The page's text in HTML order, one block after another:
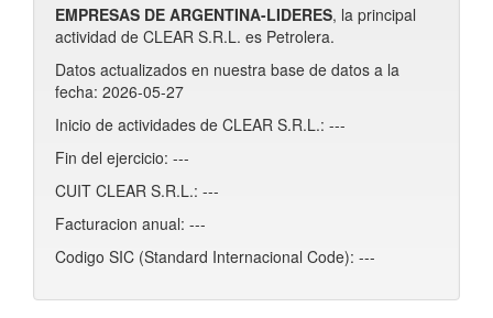
EMPRESAS DE ARGENTINA-LIDERES, la principal
actividad de CLEAR S.R.L. es Petrolera.
Datos actualizados en nuestra base de datos a la
fecha: 2026-05-27
Inicio de actividades de CLEAR S.R.L.: ---
Fin del ejercicio: ---
CUIT CLEAR S.R.L.: ---
Facturacion anual: ---
Codigo SIC (Standard Internacional Code): ---